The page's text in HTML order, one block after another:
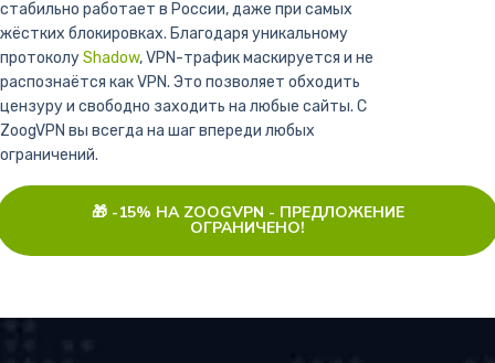
стабильно работает в России, даже при самых
жёстких блокировках. Благодаря уникальному
протоколуShadow, VPN-трафик маскируется и не
распознаётся как VPN. Это позволяет обходить
цензуру и свободно заходить на любые сайты. С
ZoogVPN вы всегда на шаг впереди любых
ограничений.
🎁 -15% НА ZOOGVPN - ПРЕДЛОЖЕНИЕ
ОГРАНИЧЕНО!